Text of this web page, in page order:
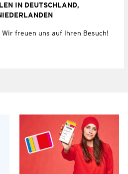
IN DEUTSCHLAND,
freuen uns auf Ihren Besuch!